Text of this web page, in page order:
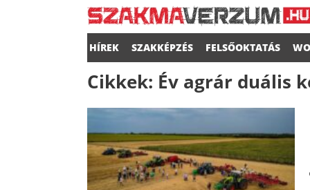
HÍREK SZAKKÉPZÉS FELSŐOKTATÁS
Cikkek: Év agrár duális